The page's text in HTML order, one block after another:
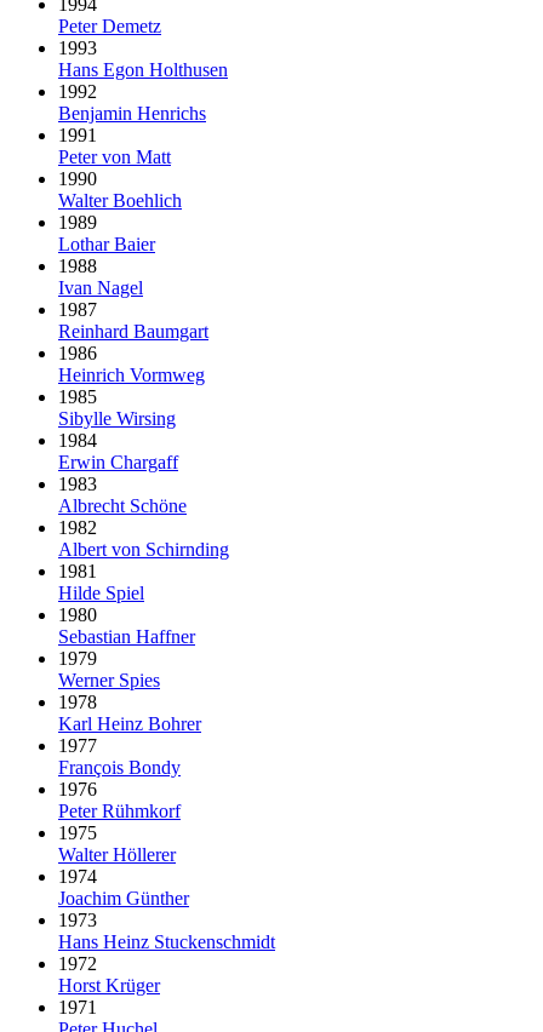
Peter Demetz
1993
Hans Egon Holthusen
1992
Benjamin Henrichs
1991
Peter von Matt
1990
Walter Boehlich
1989
Lothar Baier
1988
Ivan Nagel
1987
Reinhard Baumgart
1986
Heinrich Vormweg
1985
Sibylle Wirsing
1984
Erwin Chargaff
1983
Albrecht Schöne
1982
Albert von Schirnding
1981
Hilde Spiel
1980
Sebastian Haffner
1979
Werner Spies
1978
Karl Heinz Bohrer
1977
François Bondy
1976
Peter Rühmkorf
1975
Walter Höllerer
1974
Joachim Günther
1973
Hans Heinz Stuckenschmidt
1972
Horst Krüger
1971